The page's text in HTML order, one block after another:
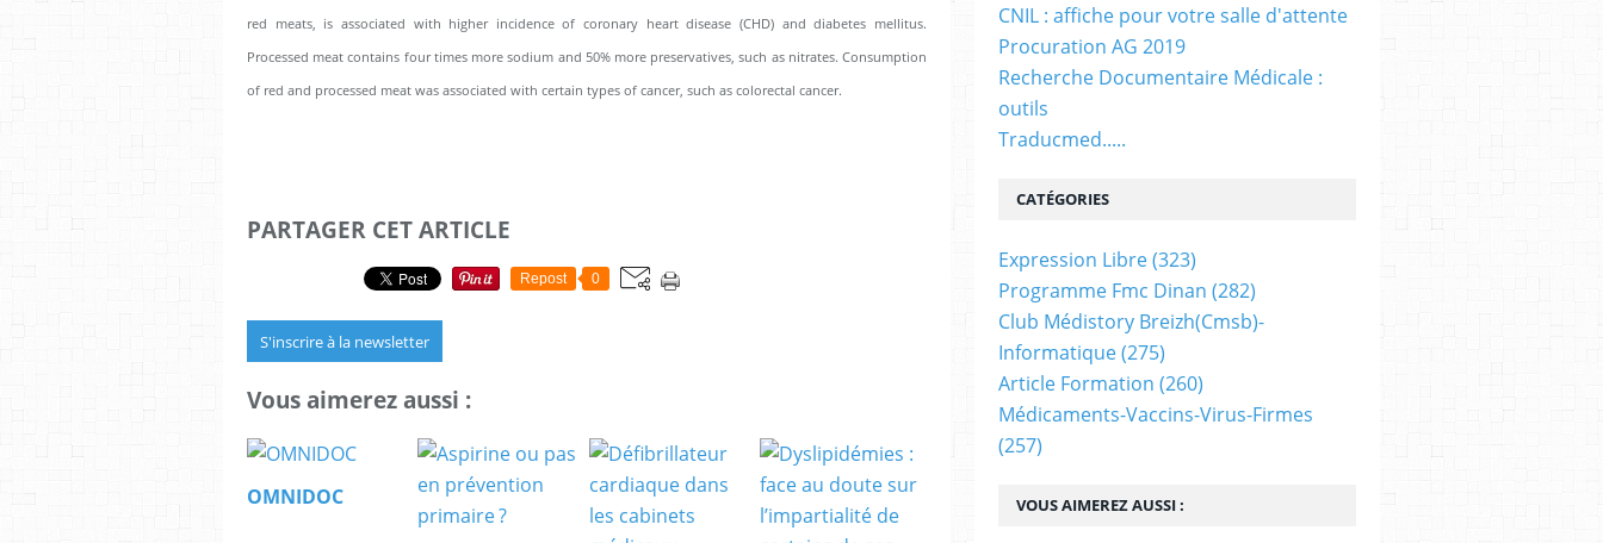
red meats, is associated with higher incidence of coronary heart disease (CHD) and diabetes mellitus.
Processed meat contains four times more sodium and 50% more preservatives, such as nitrates. Consumption
of red and processed meat was associated with certain types of cancer, such as colorectal cancer.
PARTAGER CET ARTICLE
Repost 0
S'inscrire à la newsletter
Vous aimerez aussi :
OMNIDOC VOUS AIMEREZ AUSSI :
CNIL : affiche pour votre salle d'attente
Procuration AG 2019
Recherche Documentaire Médicale :
outils
Traducmed.....
CATÉGORIES
Expression Libre(323)
Programme Fmc Dinan (282)
Club Médistory Breizh(cmsb)-
Informatique(275)
Article Formation (260)
Médicaments-Vaccins-Virus-Firmes
(257)